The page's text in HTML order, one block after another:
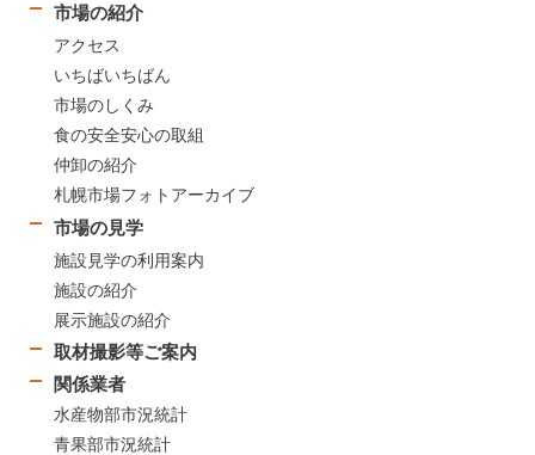
市場の紹介
アクセス
いちばいちばん
市場のしくみ
食の安全安心の取組
仲卸の紹介
札幌市場フォトアーカイブ
市場の見学
施設見学の利用案内
施設の紹介
展示施設の紹介
取材撮影等ご案内
関係業者
水産物部市況統計
青果部市況統計